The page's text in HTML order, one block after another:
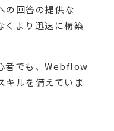
の回答の提供な
くより迅速に構築
者でも、Webflow
キルを備えていま